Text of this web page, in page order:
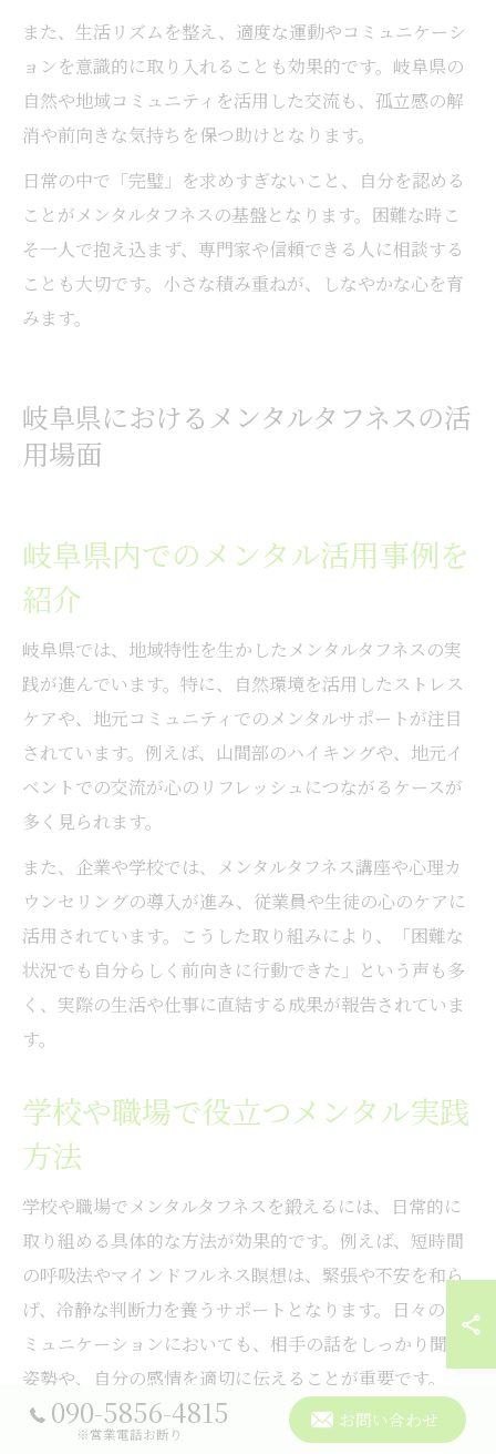
また、生活リズムを整え、適度な運動やコミュニケーシ
ョンを意識的に取り入れることも効果的です。岐阜県の
自然や地域コミュニティを活用した交流も、孤立感の解
消や前向きな気持ちを保つ助けとなります。
日常の中で「完璧」を求めすぎないこと、自分を認める
ことがメンタルタフネスの基盤となります。困難な時こ
そ一人で抱え込まず、専門家や信頼できる人に相談する
ことも大切です。小さな積み重ねが、しなやかな心を育
みます。
岐阜県におけるメンタルタフネスの活
用場面
岐阜県内でのメンタル活用事例を
紹介
岐阜県では、地域特性を生かしたメンタルタフネスの実
践が進んでいます。特に、自然環境を活用したストレス
ケアや、地元コミュニティでのメンタルサポートが注目
されています。例えば、山間部のハイキングや、地元イ
ベントでの交流が心のリフレッシュにつながるケースが
多く見られます。
また、企業や学校では、メンタルタフネス講座や心理カ
ウンセリングの導入が進み、従業員や生徒の心のケアに
活用されています。こうした取り組みにより、「困難な
状況でも自分らしく前向きに行動できた」という声も多
く、実際の生活や仕事に直結する成果が報告されていま
す。
学校や職場で役立つメンタル実践
方法
学校や職場でメンタルタフネスを鍛えるには、日常的に
取り組める具体的な方法が効果的です。例えば、短時間
の呼吸法やマインドフルネス瞑想は、緊張や不安を和ら
げ、冷静な判断力を養うサポートとなります。日々のコ
ミュニケーションにおいても、相手の話をしっかり聞く
姿勢や、自分の感情を適切に伝えることが重要です。
さらに、失敗やトラブルに直面した際は、自分の考え方
090-5856-4815
※営業電話お断り
お問い合わせ